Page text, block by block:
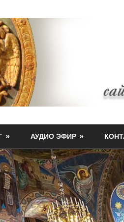
АУДИО ЭФИР